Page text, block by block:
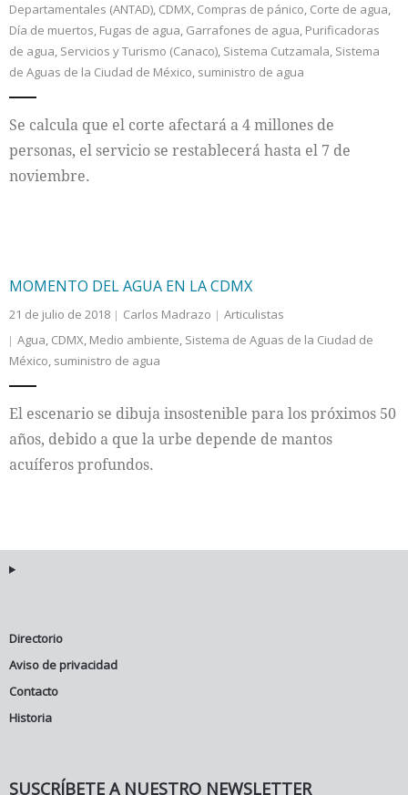
Internacional
Cultura
Departamentales (ANTAD), CDMX, Compras de pánico, Corte de agua,
Día de muertos, Fugas de agua, Garrafones de agua, Purificadoras
de agua, Servicios y Turismo (Canaco), Sistema Cutzamala, Sistema
de Aguas de la Ciudad de México, suministro de agua
Se calcula que el corte afectará a 4 millones de
personas, el servicio se restablecerá hasta el 7 de
noviembre.
MOMENTO DEL AGUA EN LA CDMX
21 de julio de 2018 Carlos Madrazo
Articulistas
Agua, CDMX, Medio ambiente, Sistema de Aguas de la Ciudad de
México, suministro de agua
El escenario se dibuja insostenible para los próximos 50
años, debido a que la urbe depende de mantos
acuíferos profundos.
Directorio
Aviso de privacidad
Contacto
Historia
SUSCRÍBETE A NUESTRO NEWSLETTER